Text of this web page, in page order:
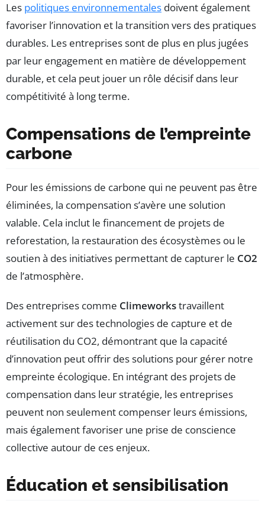
Les politiques environnementales doivent également
favoriser l’innovation et la transition vers des pratiques
durables. Les entreprises sont de plus en plus jugées
par leur engagement en matière de développement
durable, et cela peut jouer un rôle décisif dans leur
compétitivité à long terme.
Compensations de l’empreinte
carbone
Pour les émissions de carbone qui ne peuvent pas être
éliminées, la compensation s’avère une solution
valable. Cela inclut le financement de projets de
reforestation, la restauration des écosystèmes ou le
soutien à des initiatives permettant de capturer le CO2
de l’atmosphère.
Des entreprises comme Climeworkstravaillent
activement sur des technologies de capture et de
réutilisation du CO2, démontrant que la capacité
d’innovation peut offrir des solutions pour gérer notre
empreinte écologique. En intégrant des projets de
compensation dans leur stratégie, les entreprises
peuvent non seulement compenser leurs émissions,
mais également favoriser une prise de conscience
collective autour de ces enjeux.
Éducation et sensibilisation